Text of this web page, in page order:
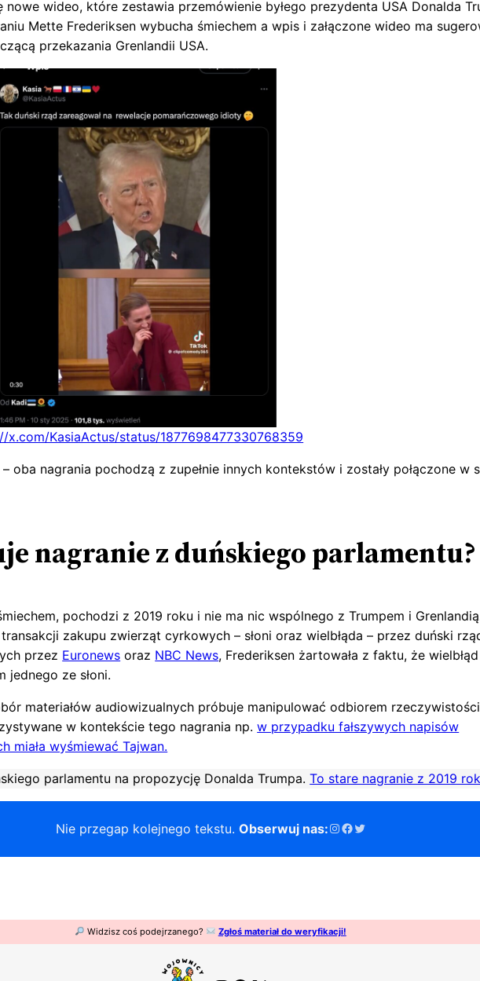
nowe wideo, które zestawia przemówienie byłego prezydenta USA Donalda
Mette Frederiksen wybucha śmiechem a wpis i załączone wideo ma
przekazania Grenlandii USA.
x.com/KasiaActus/status/1877698477330768359
oba nagrania pochodzą z zupełnie innych kontekstów i zostały połączone w
nagranie z duńskiego parlamentu?
pochodzi z 2019 roku i nie ma nic wspólnego z Trumpem i
zakupu zwierząt cyrkowych – słoni oraz wielbłąda – przez duński
przez Euronews oraz NBC News, Frederiksen żartowała z faktu, że
jednego ze słoni.
materiałów audiowizualnych próbuje manipulować odbiorem
w kontekście tego nagrania np.w przypadku fałszywych napisów
miała wyśmiewać Tajwan.
parlamentu na propozycję Donalda Trumpa.To stare nagranie z 2019
Nie przegap kolejnego tekstu. Obserwuj nas:Instagram
Facebook
Twitter
Widzisz coś podejrzanego? Zgłoś materiał do weryfikacji!